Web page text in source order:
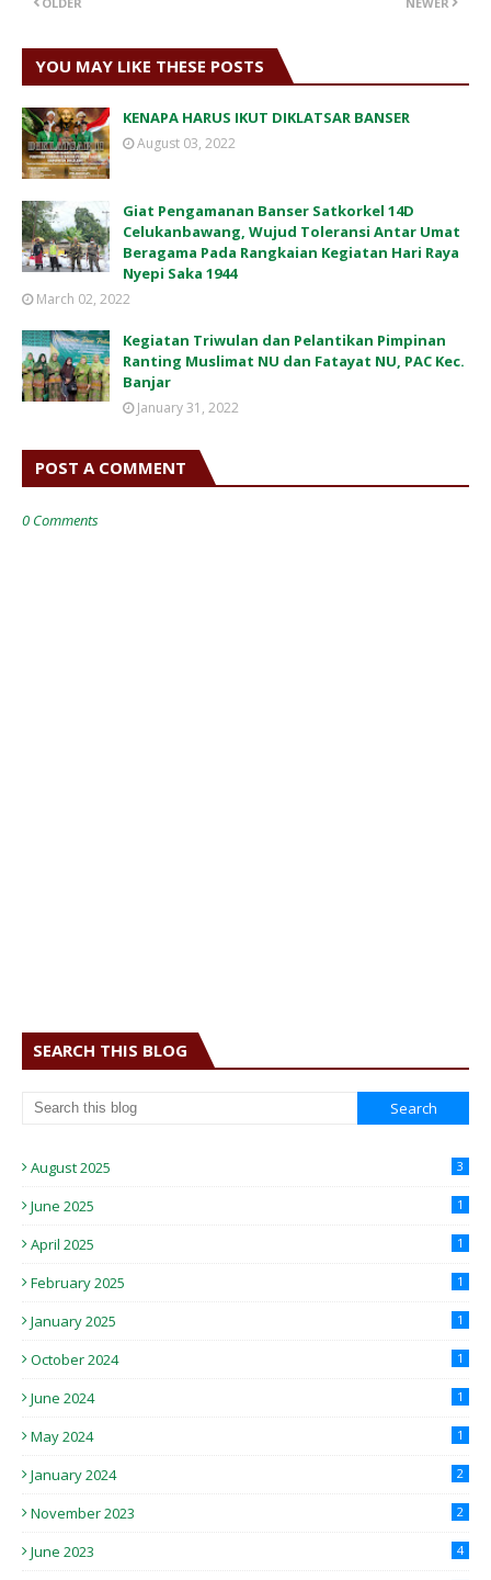
YOU MAY LIKE THESE POSTS
KENAPA HARUS IKUT DIKLATSAR BANSER
August 03, 2022
Giat Pengamanan Banser Satkorkel 14D
Celukanbawang, Wujud Toleransi Antar Umat
Beragama Pada Rangkaian Kegiatan Hari Raya
Nyepi Saka 1944
March 02, 2022
Kegiatan Triwulan dan Pelantikan Pimpinan
Ranting Muslimat NU dan Fatayat NU, PAC Kec.
Banjar
January 31, 2022
POST A COMMENT
0 Comments
SEARCH THIS BLOG
August 2025 3
June 2025 1
April 2025 1
February 2025 1
January 2025 1
October 2024 1
June 2024 1
May 2024 1
January 2024 2
November 2023 2
June 2023 4